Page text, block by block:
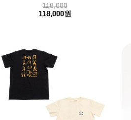
118,000
118,000원